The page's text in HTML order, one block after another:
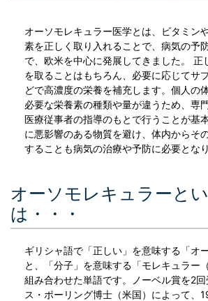
オーソモレキュラー医学とは、ビタミン
素を正しく取り入れることで、病気の予
で、欧米を中心に発展してきました。 正
を取ることはもちろん、必要に応じてサ
どで高濃度の栄養を補充します。個人の
必要な栄養素の種類や量が違うため、専
医療従事者の指導のもとで行うことが基
に悪影響のある物質を避け、体内からそ
することも病気の治療や予防に必要となり
オーソモレキュラーと
は・・・
ギリシャ語で「正しい」を意味する「オ
と、「分子」を意味する「モレキュラー
組み合わせた単語です。ノーベル賞を2
ス・ポーリング博士（米国）によって、